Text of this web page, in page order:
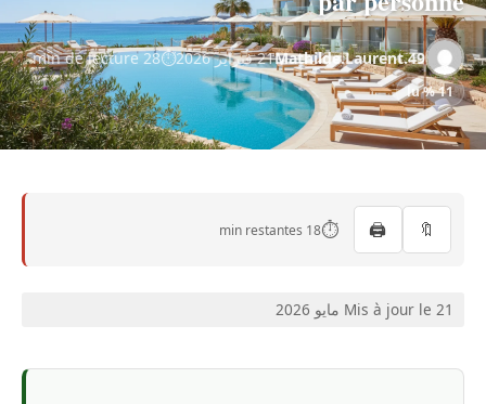
Mathilde.Laurent.4921 فبراير 2026 28 min de lecture
11 % lu
🔖
🖨️
⏱️
18 min restantes
Mis à jour le 21 مايو 2026